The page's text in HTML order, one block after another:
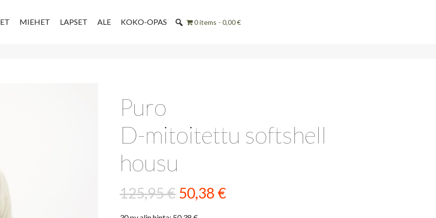
MIEHET LAPSET ALE KOKO-OPAS 0 items 0,00 €
Puro
D-mitoitettu softshell
housu
125,95€ Alkuperäinen
50,38 €Nykyinen